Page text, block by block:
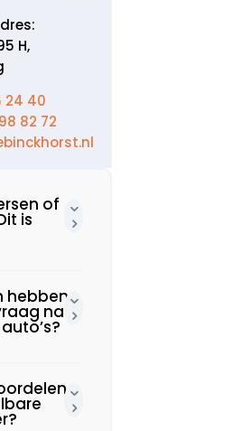
H,
24 40
82 72
of
is
hebben
naar